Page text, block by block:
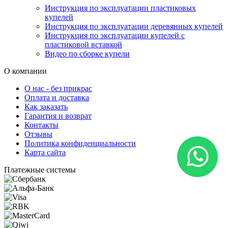
Инструкция по эксплуатации пластиковых
купелей
Инструкция по эксплуатации деревянных купелей
Инструкция по эксплуатации купелей с
пластиковой вставкой
Видео по сборке купели
О компании
О нас - без прикрас
Оплата и доставка
Как заказать
Гарантия и возврат
Контакты
Отзывы
Политика конфиденциальности
Карта сайта
Платежные системы